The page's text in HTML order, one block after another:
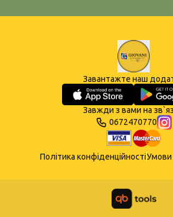
Завантажте наш
Завжди з вами на
0672470770
Політика конфіденційностіУмови